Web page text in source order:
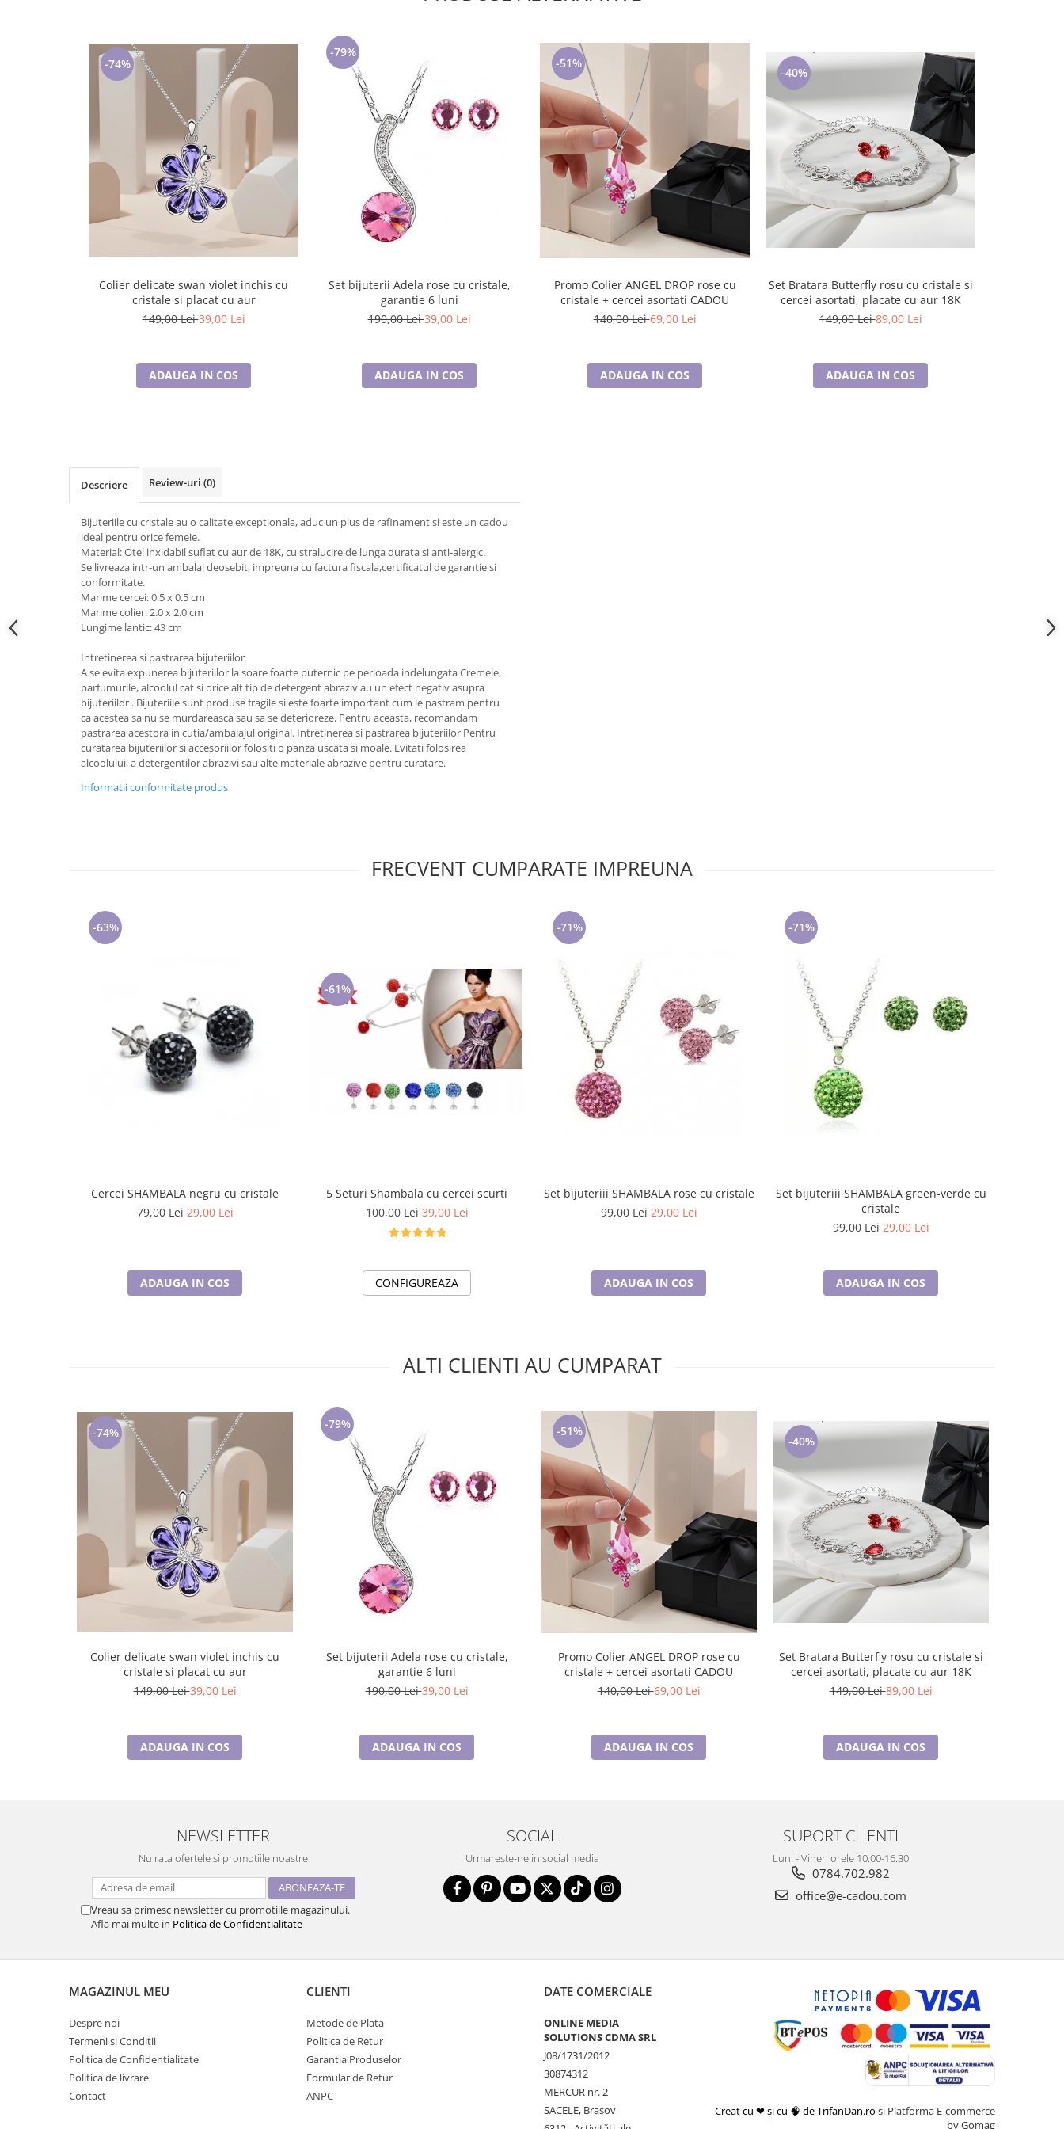
Pijamale de CRACIUN
Halate si pijamale Family
Tricouri de cuplu Valentine's Day
Cadouri pentru Mama
Cadouri pentru profesori sau absolventi
Cadouri de Paște
Cadouri Traditionale Romanesti
Cadouri pentru CUPLU El & Ea
Cadouri Iubitori de animale
Cadouri GRAVIDE
Cadouri pentru sportivi
Cadouri Pensionare
Cadouri Colegi, sefi sau angajati
Cadouri pentru Doctori
Cadouri pentru Sfânta Maria
-74%
Colier delicate swan violet inchis cu
cristale si placat cu aur
149,00 Lei39,00 Lei
ADAUGA IN COS
-79%
Set bijuterii Adela rose cu cristale,
garantie 6 luni
190,00 Lei39,00 Lei
ADAUGA IN COS
-51%
Promo Colier ANGEL DROP rose cu
cristale + cercei asortati CADOU
140,00 Lei69,00 Lei
ADAUGA IN COS
-40%
Set Bratara Butterfly rosu cu cristale si
cercei asortati, placate cu aur 18K
149,00 Lei89,00 Lei
ADAUGA IN COS
Descriere Review-uri (0)
Bijuteriile cu cristale au o calitate exceptionala, aduc un plus de rafinament si este un cadou
ideal pentru orice femeie.
Material: Otel inxidabil suflat cu aur de 18K, cu stralucire de lunga durata si anti-alergic.
Se livreaza intr-un ambalaj deosebit, impreuna cu factura fiscala,certificatul de garantie si
conformitate.
Marime cercei: 0.5 x 0.5 cm
Marime colier: 2.0 x 2.0 cm
Lungime lantic: 43 cm
Intretinerea si pastrarea bijuteriilor
A se evita expunerea bijuteriilor la soare foarte puternic pe perioada indelungata Cremele,
parfumurile, alcoolul cat si orice alt tip de detergent abraziv au un efect negativ asupra
bijuteriilor . Bijuteriile sunt produse fragile si este foarte important cum le pastram pentru
ca acestea sa nu se murdareasca sau sa se deterioreze. Pentru aceasta, recomandam
pastrarea acestora in cutia/ambalajul original. Intretinerea si pastrarea bijuteriilor Pentru
curatarea bijuteriilor si accesoriilor folositi o panza uscata si moale. Evitati folosirea
alcoolului, a detergentilor abrazivi sau alte materiale abrazive pentru curatare.
Informatii conformitate produs
FRECVENT CUMPARATE IMPREUNA
-63%
Cercei SHAMBALA negru cu cristale
79,00 Lei29,00 Lei
ADAUGA IN COS
-61%
5 Seturi Shambala cu cercei scurti
100,00 Lei39,00 Lei
CONFIGUREAZA
-71%
Set bijuteriii SHAMBALA rose cu cristale
99,00 Lei29,00 Lei
ADAUGA IN COS
-71%
Set bijuteriii SHAMBALA green-verde cu
cristale
99,00 Lei29,00 Lei
ADAUGA IN COS
ALTI CLIENTI AU CUMPARAT
-74%
Colier delicate swan violet inchis cu
cristale si placat cu aur
149,00 Lei39,00 Lei
ADAUGA IN COS
-79%
Set bijuterii Adela rose cu cristale,
garantie 6 luni
190,00 Lei39,00 Lei
ADAUGA IN COS
-51%
Promo Colier ANGEL DROP rose cu
cristale + cercei asortati CADOU
140,00 Lei69,00 Lei
ADAUGA IN COS
-40%
Set Bratara Butterfly rosu cu cristale si
cercei asortati, placate cu aur 18K
149,00 Lei89,00 Lei
ADAUGA IN COS
NEWSLETTER
Nu rata ofertele si promotiile noastre
Vreau sa primesc newsletter cu promotiile magazinului.
Afla mai multe in Politica de Confidentialitate
SOCIAL
Urmareste-ne in social media
SUPORT CLIENTI
Luni - Vineri orele 10.00-16.30
0784.702.982
office@e-cadou.com
MAGAZINUL MEU
Despre noi
Termeni si Conditii
Politica de Confidentialitate
Politica de livrare
Contact
CLIENTI
Metode de Plata
Politica de Retur
Garantia Produselor
Formular de Retur
ANPC
DATE COMERCIALE
ONLINE MEDIA
SOLUTIONS CDMA SRL
J08/1731/2012
30874312
MERCUR nr. 2
SACELE, Brasov
Creat cu ❤ și cu 🧠 de TrifanDan.ro si Platforma E-commerce
by Gomag